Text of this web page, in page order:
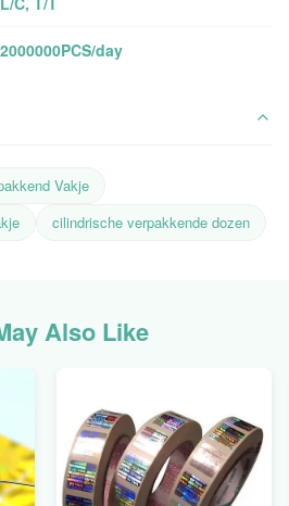
2000000PCS/day
Vakje
cilindrische verpakkende dozen
Also Like